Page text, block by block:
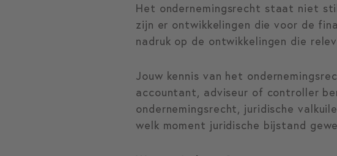
Het ondernemingsrecht staat niet
zijn er ontwikkelingen die voor de
nadruk op de ontwikkelingen die
Jouw kennis van het
accountant, adviseur of controller
ondernemingsrecht, juridische
welk moment juridische bijstand